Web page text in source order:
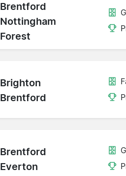
Brentford
Nottingham
Forest
Brighton
Brentford
Brentford
Everton